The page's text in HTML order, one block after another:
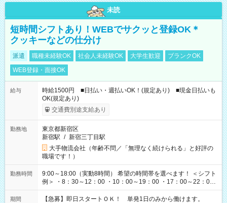
未読
短時間シフトあり！WEBでサクッと登録OK＊
クッキーなどの仕分け
派遣 職種未経験OK 社会人未経験OK 大学生歓迎
ブランクOK
WEB登録・面接OK
給与
時給1500円 ■日払い・週払いOK！(規定あり) ■現金日払いも
OK(規定あり)
交通費別途支給あり
勤務地
東京都新宿区
新宿駅 / 新宿三丁目駅
大手物流会社（年齢不問／「無理なく続けられる」と好評の
職場です！）
勤務時間
9:00～18:00（実動8時間） 希望の時間帯を選べます！ ＜シフト
例＞ ・8：30～12：00 ・10：00～19：00 ・17：00～22：00
・13：00～22：00 ・22：00～翌6：00 など
期間 【急募】即日スタートＯＫ！ 単発1日のみから働けます。